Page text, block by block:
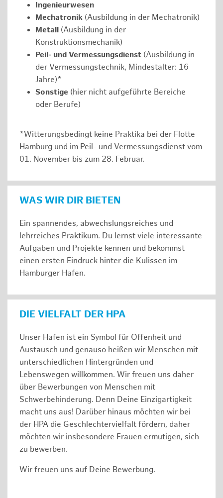
Ingenieurwesen
Mechatronik (Ausbildung in der Mechatronik)
Metall (Ausbildung in der
Konstruktionsmechanik)
Peil- und Vermessungsdienst (Ausbildung in
der Vermessungstechnik, Mindestalter: 16
Jahre)*
Sonstige (hier nicht aufgeführte Bereiche
oder Berufe)
*Witterungsbedingt keine Praktika bei der Flotte
Hamburg und im Peil- und Vermessungsdienst vom
01. November bis zum 28. Februar.
WAS WIR DIR BIETEN
Ein spannendes, abwechslungsreiches und
lehrreiches Praktikum. Du lernst viele interessante
Aufgaben und Projekte kennen und bekommst
einen ersten Eindruck hinter die Kulissen im
Hamburger Hafen.
DIE VIELFALT DER HPA
Unser Hafen ist ein Symbol für Offenheit und
Austausch und genauso heißen wir Menschen mit
unterschiedlichen Hintergründen und
Lebenswegen willkommen. Wir freuen uns daher
über Bewerbungen von Menschen mit
Schwerbehinderung. Denn Deine Einzigartigkeit
macht uns aus! Darüber hinaus möchten wir bei
der HPA die Geschlechtervielfalt fördern, daher
möchten wir insbesondere Frauen ermutigen, sich
zu bewerben.
Wir freuen uns auf Deine Bewerbung.